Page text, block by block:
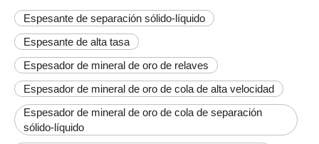
Espesante de separación sólido-líquido
Espesante de alta tasa
Espesador de mineral de oro de relaves
Espesador de mineral de oro de cola de alta velocidad
Espesador de mineral de oro de cola de separación
sólido-líquido